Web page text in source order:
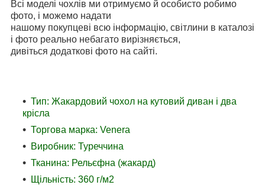
Всі моделі чохлів ми отримуємо й особисто робимо
фото, і можемо надати
нашому покупцеві всю інформацію, світлини в каталозі
і фото реально небагато вирізняється,
дивіться додаткові фото на сайті.
Тип: Жакардовий чохол на кутовий диван і два
крісла
Торгова марка: Venera
Виробник: Туреччина
Тканина: Рельєфна (жакард)
Щільність: 360 г/м2